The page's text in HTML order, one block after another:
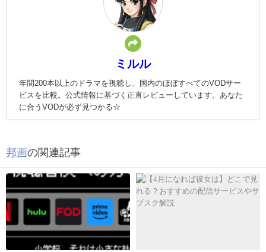
ミルル
年間200本以上のドラマを視聴し、国内のほぼすべてのVODサー
ビスを比較。公式情報に基づく正直レビューしています。あなた
に合うVODが必ず見つかる☆
邦画の関連記事